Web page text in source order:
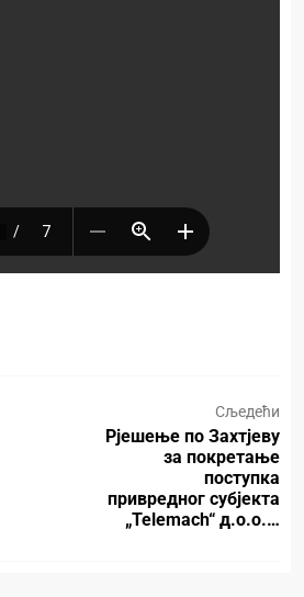
Сљедећи
Рјешење по Захтјеву
за покретање
поступка
привредног субјекта
„Telemach“ д.о.о.…